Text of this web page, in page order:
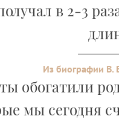
в 2-3
Из биографии В.
обогатили
мы сегодня